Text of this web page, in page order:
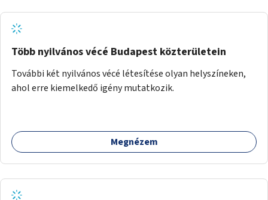
Több nyilvános vécé Budapest közterületein
További két nyilvános vécé létesítése olyan helyszíneken,
ahol erre kiemelkedő igény mutatkozik.
Megnézem